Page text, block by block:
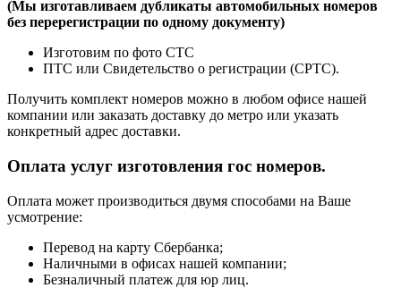
(Мы изготавливаем дубликаты автомобильных номеров
без перерегистрации по одному документу)
Изготовим по фото СТС
ПТС или Свидетельство о регистрации (СРТС).
Получить комплект номеров можно в любом офисе нашей
компании или заказать доставку до метро или указать
конкретный адрес доставки.
Оплата услуг изготовления гос номеров.
Оплата может производиться двумя способами на Ваше
усмотрение:
Перевод на карту Сбербанка;
Наличными в офисах нашей компании;
Безналичный платеж для юр лиц.